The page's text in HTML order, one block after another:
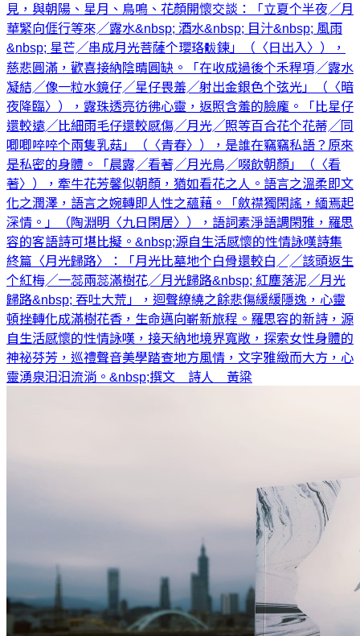
見，與朝陽、星月、鳥鳴、花顏開懷交談：「立夏个半夜╱月
華緊向𠊎行等來╱露水&nbsp; 酒水&nbsp; 目汁&nbsp; 風雨
&nbsp; 星芒╱串成月光菩薩个瓔珞䯋鍊」（〈日出入〉），
慈悲圓滿，歡喜接納陰晴圓缺。「在收成過後个禾稈項╱露水
凝結╱像一粒水鏡仔╱星仔畏羞╱射出金銀色个弦光」（〈暗
夜降臨〉），露珠透亮彷彿心靈，返照含羞的臉龐。「比星仔
還較遠╱比細雨毛仔還較感傷╱月光╱照等百合花个花蒂╱同
唧唧啐啐个兩隻乳菇」（〈青春〉），是誰在竊竊私語？原來
是私密的身體。「晨露╱看著╱月光鳥╱啜飲朝顏」（〈看
著〉），牽牛花芳馨似朝顏，猶如看花之人。語言之溫柔即文
化之潤澤，語言之婉轉即人性之蘊藉。「斂襟獨閑謠，緬焉起
深情。」（陶淵明〈九日閑居〉），語詞素淨語調閑雅，羅思
容的客語詩可堪比擬。&nbsp;源自生活感懷的性情詠嘆詩集
終篇〈月光歸路〉：「月光比墓地个白骨還較白╱╱該頭返生
个紅梅╱一蕊兩蕊滿樹花╱月光歸路&nbsp; 紅塵落泥╱月光
歸路&nbsp; 吞吐大荒」，迴聲繚繞之餘悲傷緩緩隱逸，心靈
頓挫轉化成滿樹花香，生命邁向嶄新旅程。羅思容的新詩，源
自生活感懷的性情詠嘆，接天納地境界寬敞，探索女性身體的
神祕芬芳，巡禮聲音美學踏查地方風情，文字雅緻而大方，心
靈湧泉汨汨流淌。&nbsp;撰文 詩人 黃粱